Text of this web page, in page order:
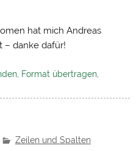
hat mich Andreas
– danke dafür!
Format übertragen
Zeilen und Spalten